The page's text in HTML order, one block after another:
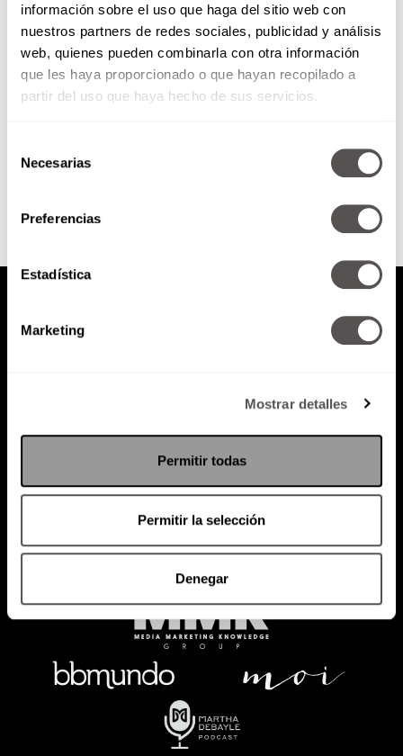
información sobre el uso que haga del sitio web con
nuestros partners de redes sociales, publicidad y análisis
web, quienes pueden combinarla con otra información
que les haya proporcionado o que hayan recopilado a
partir del uso que haya hecho de sus servicios.
Necesarias
Preferencias
Estadística
Marketing
Mostrar detalles
Permitir todas
Permitir la selección
Denegar
Perfiles sociales: ubícalos en tu
empresa Estrés mata compasión
¿Estás en pareja y aún así te
sientes sol@?
Política de Privacidad
PODCAST RADIO MARTHA EVENTOS
SACA TU ID